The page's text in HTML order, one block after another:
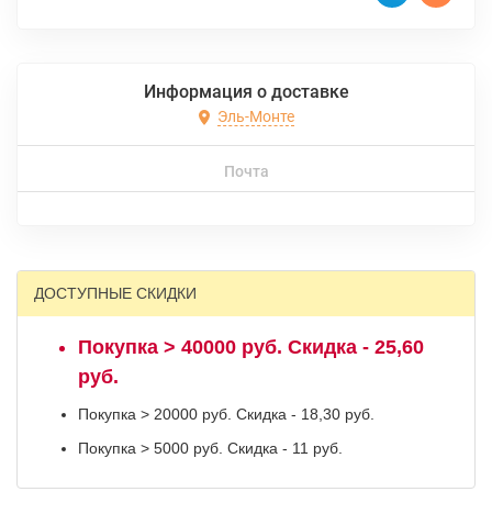
Информация о доставке
Эль-Монте
Почта
ДОСТУПНЫЕ СКИДКИ
Покупка > 40000 руб. Скидка - 25,60
руб.
Покупка > 20000 руб. Скидка - 18,30 руб.
Покупка > 5000 руб. Скидка - 11 руб.